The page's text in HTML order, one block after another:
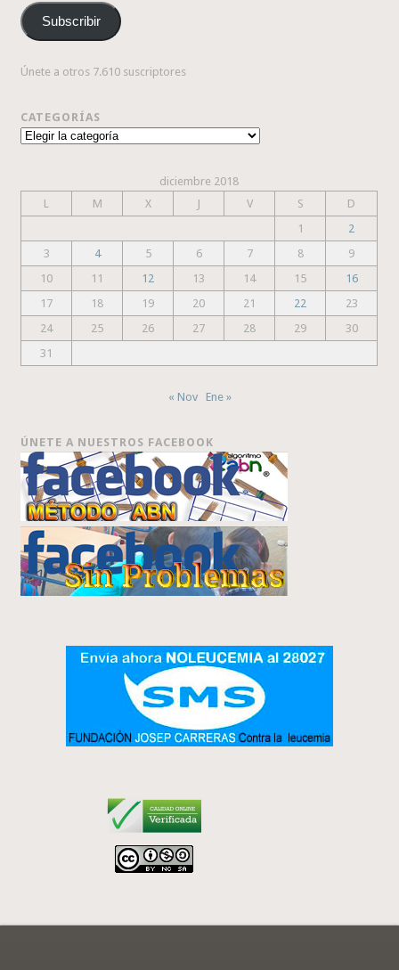
correo
electrónico
Subscribir
Únete a otros 7.610 suscriptores
CATEGORÍAS
Categorías
diciembre 2018
L
M X J V S
D
1
2
3
4 5 6 7 8
9
10
11 12 13 14 15
16
17
18 19 20 21 22
23
24
25 26 27 28 29
30
31
« Nov Ene »
ÚNETE A NUESTROS FACEBOOK